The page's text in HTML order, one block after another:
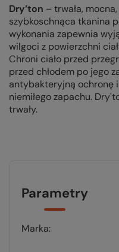
Dry’ton – trwała,
szybkoschnąca tkanina
wykonania zapewnia
wilgoci z powierzchni
Chroni ciało przed
przed chłodem po jego
antybakteryjną ochronę
niemiłego zapachu.
trwały.
Parametry
Marka